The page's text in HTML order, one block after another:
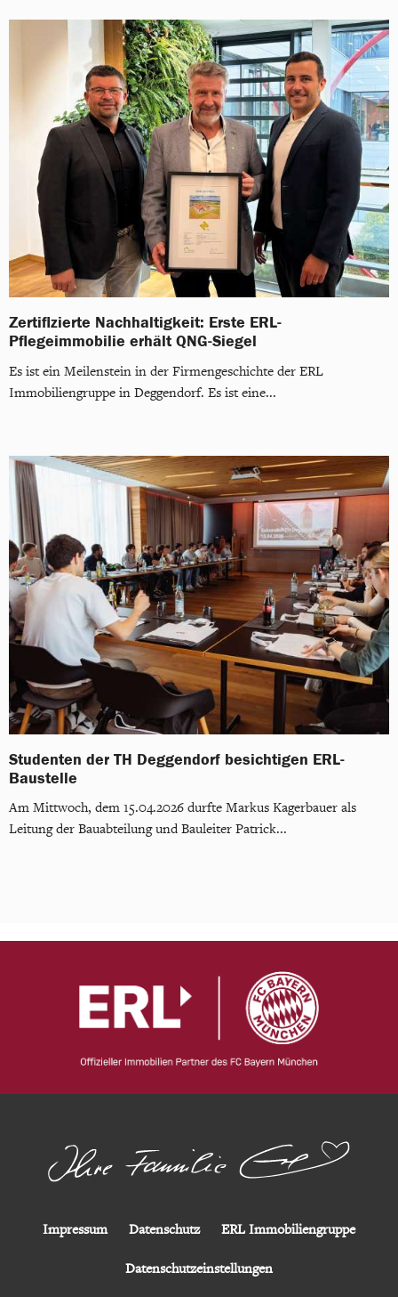
Zertifizierte Nachhaltigkeit: Erste ERL-
Pflegeimmobilie erhält QNG-Siegel
Es ist ein Meilenstein in der Firmengeschichte der ERL
Immobiliengruppe in Deggendorf. Es ist eine...
Studenten der TH Deggendorf besichtigen ERL-
Baustelle
Am Mittwoch, dem 15.04.2026 durfte Markus Kagerbauer als
Leitung der Bauabteilung und Bauleiter Patrick...
Impressum Datenschutz ERL Immobiliengruppe
Datenschutzeinstellungen